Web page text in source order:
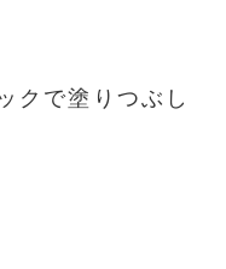
クで塗りつぶし